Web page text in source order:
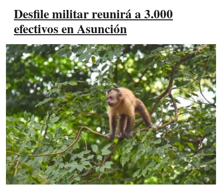
Desfile militar reunirá a 3.000
efectivos en Asunción